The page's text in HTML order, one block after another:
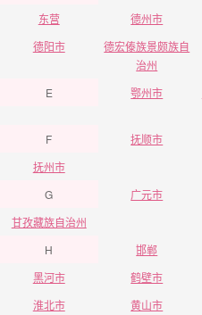
东营
德州市
德阳市
德宏傣族景颇族自
治州
E
鄂州市
F 抚顺市
抚州市
G
广元市
甘孜藏族自治州
H
邯郸
黑河市
鹤壁市
淮北市
黄山市